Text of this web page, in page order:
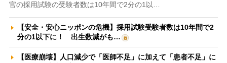
官の採用試験の受験者数は10年間で2分の1以…
【安全・安心ニッポンの危機】採用試験受験者数は10年間で2
分の1以下に！ 出生数減がも…
【医療崩壊】人口減少で「医師不足」に加えて「患者不足」に